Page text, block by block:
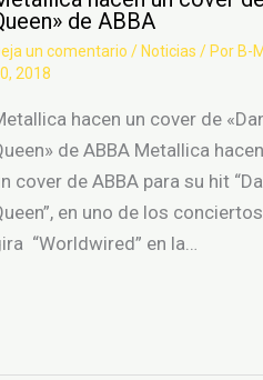
de ABBA
un comentario / Noticias / Por B-
2018
hacen un cover de
de ABBA Metallica hacen
cover de ABBA para su hit
en uno de los
“Worldwired” en la…